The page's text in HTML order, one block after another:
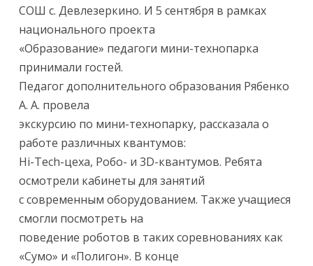
СОШ с. Девлезеркино. И 5 сентября в рамках
национального проекта
«Образование» педагоги мини-технопарка
принимали гостей.
Педагог дополнительного образования Рябенко
А. А. провела
экскурсию по мини-технопарку, рассказала о
работе различных квантумов:
Hi-Tech-цеха, Робо- и 3D-квантумов. Ребята
осмотрели кабинеты для занятий
с современным оборудованием. Также учащиеся
смогли посмотреть на
поведение роботов в таких соревнованиях как
«Сумо» и «Полигон». В конце